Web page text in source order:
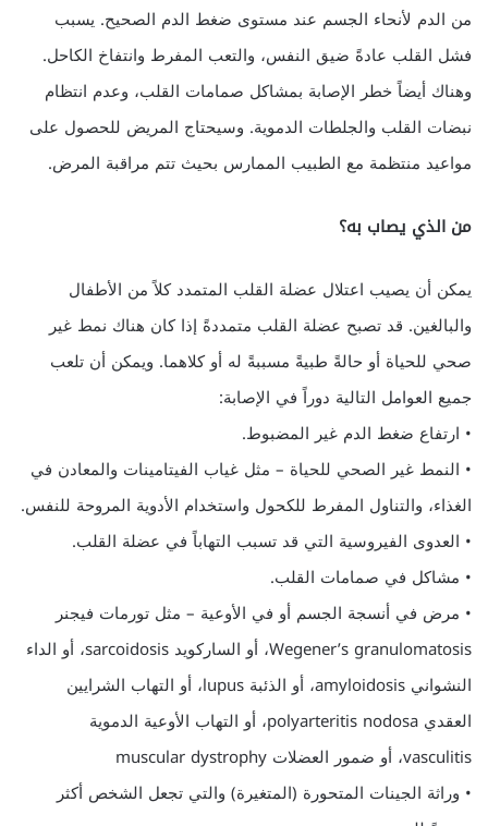
من الدم لأنحاء الجسم عند مستوى ضغط الدم الصحيح. يسبب
فشل القلب عادةً ضيق النفس، والتعب المفرط وانتفاخ الكاحل.
وهناك أيضاً خطر الإصابة بمشاكل صمامات القلب، وعدم انتظام
نبضات القلب والجلطات الدموية. وسيحتاج المريض للحصول على
مواعيد منتظمة مع الطبيب الممارس بحيث تتم مراقبة المرض.
من الذي يصاب به؟
يمكن أن يصيب اعتلال عضلة القلب المتمدد كلاً من الأطفال
والبالغين. قد تصبح عضلة القلب متمددةً إذا كان هناك نمط غير
صحي للحياة أو حالةً طبيةً مسببةً له أو كلاهما. ويمكن أن تلعب
جميع العوامل التالية دوراً في الإصابة:
• ارتفاع ضغط الدم غير المضبوط.
• النمط غير الصحي للحياة – مثل غياب الفيتامينات والمعادن في
الغذاء، والتناول المفرط للكحول واستخدام الأدوية المروحة للنفس.
• العدوى الفيروسية التي قد تسبب التهاباً في عضلة القلب.
• مشاكل في صمامات القلب.
• مرض في أنسجة الجسم أو في الأوعية – مثل تورمات فيجنر
Wegener’s granulomatosis، أو الساركويد sarcoidosis، أو الداء
النشواني amyloidosis، أو الذئبة lupus، أو التهاب الشرايين
العقدي polyarteritis nodosa، أو التهاب الأوعية الدموية
vasculitis، أو ضمور العضلات muscular dystrophy
• وراثة الجينات المتحورة (المتغيرة) والتي تجعل الشخص أكثر